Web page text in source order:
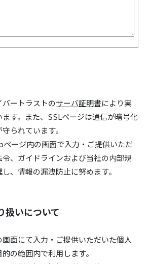
ートラストのサーバ証明書により実
す。また、SSLページは通信が暗号化
られています。
ページ内の画面で入力・ご提供いただ
、ガイドラインおよび当社の内部規
、情報の漏洩防止に努めます。
扱いについて
面にて入力・ご提供いただいた個人
の範囲内で利用します。